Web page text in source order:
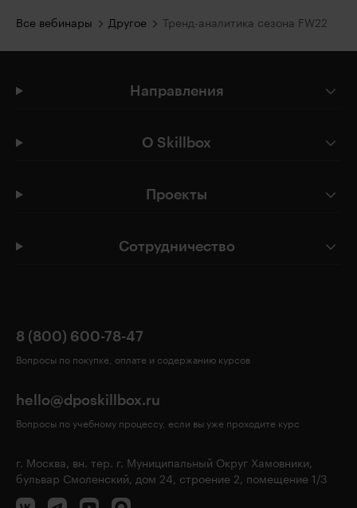
Все вебинары Другое Тренд-аналитика сезона FW22
Направления
О Skillbox
Проекты
Сотрудничество
8 (800) 600-78-47
Вопросы по покупке, оплате и содержанию курсов
hello@dposkillbox.ru
Вопросы по учебному процессу, если вы уже проходите курс
г. Москва, вн. тер. г. Муниципальный Округ Хамовники,
бульвар Смоленский, дом 24, строение 2, помещение 1/3